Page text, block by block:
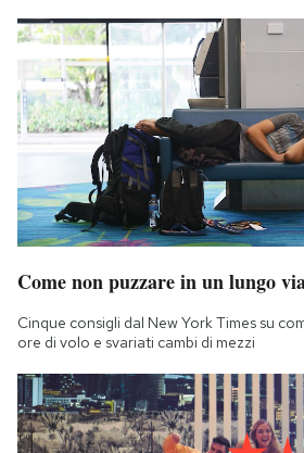
Come non puzzare in un lungo
Cinque consigli dal New York Times su
ore di volo e svariati cambi di mezzi